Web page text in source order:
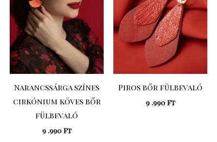
Narancssárga színes
cirkónium köves bőr
fülbevaló
9 .990 Ft
Piros bőr fülbevaló
9 .990 Ft